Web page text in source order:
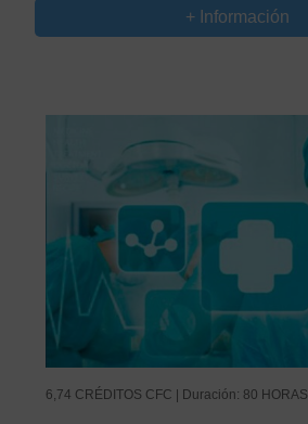
+ Información
6,74 CRÉDITOS CFC | Duración: 80 HORAS